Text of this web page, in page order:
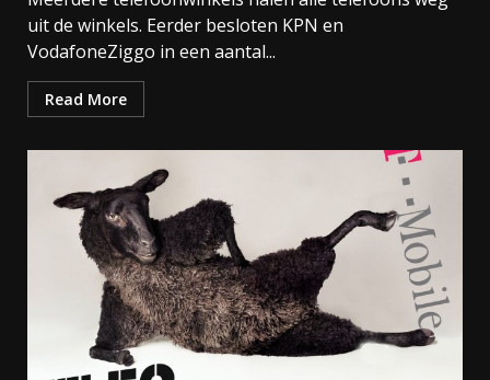
uit de winkels. Eerder besloten KPN en
VodafoneZiggo in een aantal...
Read More